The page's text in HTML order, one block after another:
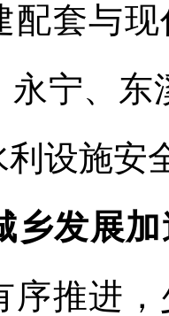
配套与
永宁、
设施安
乡发展
推进，